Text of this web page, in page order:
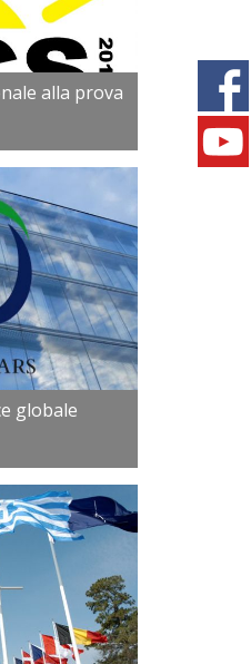
alla prova
globale